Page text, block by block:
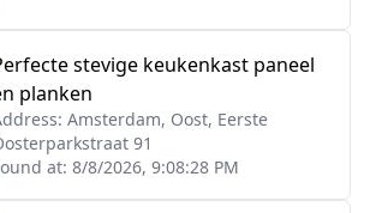
stevige keukenkast paneel
planken
Amsterdam, Oost, Eerste
91
at: 8/8/2026, 9:08:28 PM